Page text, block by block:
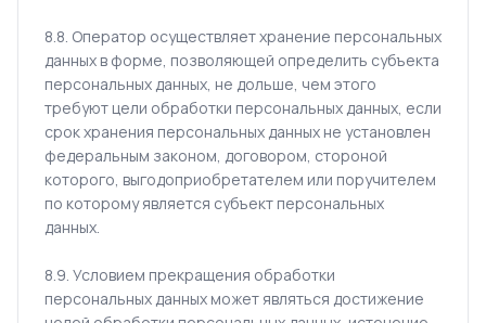
8.8. Оператор осуществляет хранение персональных
данных в форме, позволяющей определить субъекта
персональных данных, не дольше, чем этого
требуют цели обработки персональных данных, если
срок хранения персональных данных не установлен
федеральным законом, договором, стороной
которого, выгодоприобретателем или поручителем
по которому является субъект персональных
данных.
8.9. Условием прекращения обработки
персональных данных может являться достижение